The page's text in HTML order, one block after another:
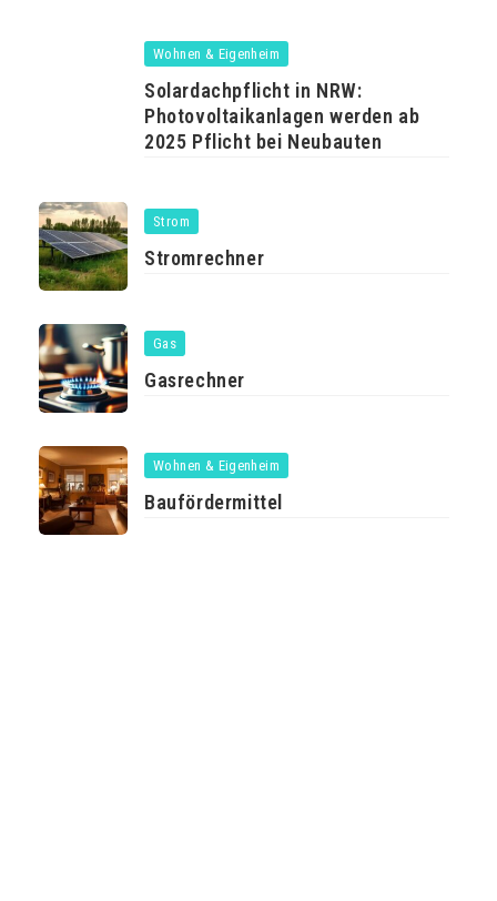
Wohnen & Eigenheim
Solardachpflicht in NRW:
Photovoltaikanlagen werden ab
2025 Pflicht bei Neubauten
Strom
Stromrechner
Gas
Gasrechner
Wohnen & Eigenheim
Baufördermittel